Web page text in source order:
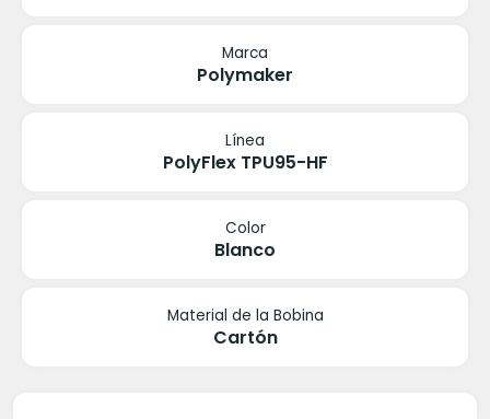
Marca
Polymaker
Línea
PolyFlex TPU95-HF
Color
Blanco
Material de la Bobina
Cartón